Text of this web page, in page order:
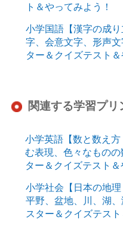
ト＆やってみよう！
小学国語【漢字の成
字、会意文字、形声
ター＆クイズテスト＆
関連する学習プリ
小学英語【数と数え
む表現、色々なもの
ター＆クイズテスト＆
小学社会【日本の地理
平野、盆地、川、湖
スター＆クイズテスト